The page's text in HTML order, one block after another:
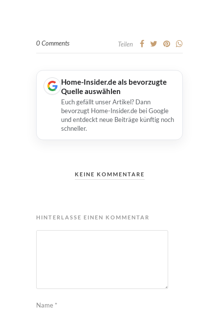
0 Comments Teilen
Home-Insider.de als bevorzugte
Quelle auswählen
Euch gefällt unser Artikel? Dann
bevorzugt Home-Insider.de bei Google
und entdeckt neue Beiträge künftig noch
schneller.
KEINE KOMMENTARE
HINTERLASSE EINEN KOMMENTAR
Name *